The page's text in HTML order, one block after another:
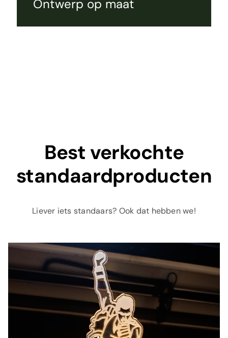
Ontwerp op maat
Best verkochte
standaardproducten
Liever iets standaars? Ook dat hebben we!